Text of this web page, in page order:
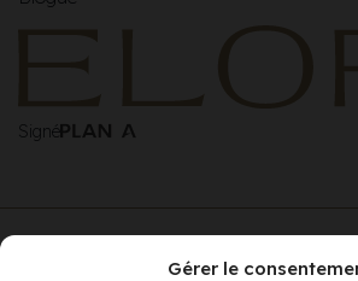
Gérer le
Signé
2005 av. de Bois-de-